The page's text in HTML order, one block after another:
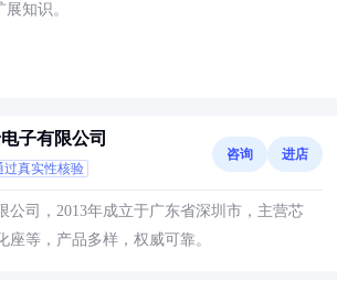
知识。
子有限公司
过真实性核验
咨询 进店
公司，2013年成立于广东省深圳市，主营芯
座等，产品多样，权威可靠。